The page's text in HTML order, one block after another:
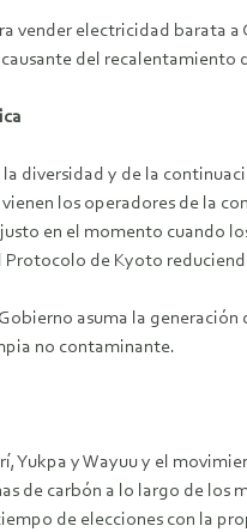
vender electricidad barata
del
diversidad y de la
los operadores de la
en el momento cuando
de Kyoto
asuma la
no contaminante.
Yukpa y Wayuu y el
de carbón a lo largo de
de elecciones con la